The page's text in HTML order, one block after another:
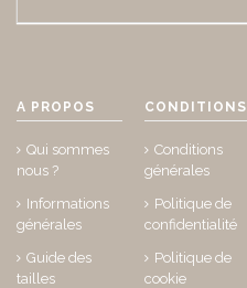
A PROPOS
Qui sommes
nous ?
Informations
générales
Guide des
tailles
CONDITIONS
Conditions
générales
Politique de
confidentialité
Politique de
cookie